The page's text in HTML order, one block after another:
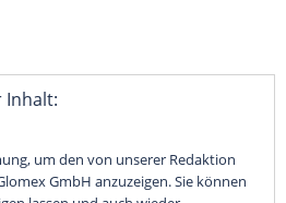
Inhalt:
um den von unserer Redaktion
GmbH anzuzeigen. Sie können